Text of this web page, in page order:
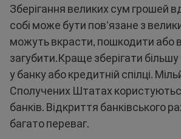
Зберігання великих сум грошей
собі може бути пов'язане з
можуть вкрасти, пошкодити або
загубити.Краще зберігати
у банку або кредитній спілці.
Сполучених Штатах
банків. Відкриття банківського
багато переваг.